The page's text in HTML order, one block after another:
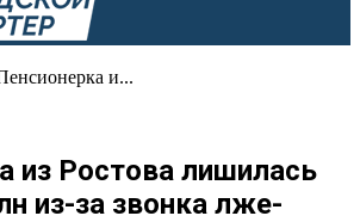
и...
из Ростова лишилась
из-за звонка лже-